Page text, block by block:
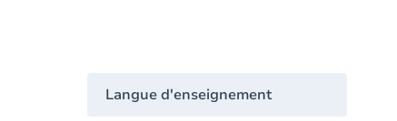
Langue d'enseignement